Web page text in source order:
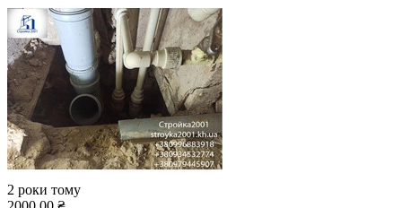
2 роки тому